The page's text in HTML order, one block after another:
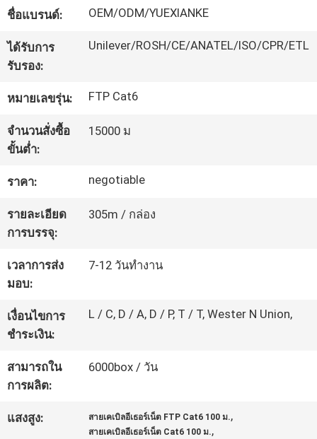
เกี่ยว
กับ
เรา
ทัวร์
ควบคุม
คุณภาพ
ติดต่อ
เรา
ข่าว
ชื่อแบรนด์: OEM/ODM/YUEXIANKE
ได้รับการ
รับรอง:
Unilever/ROSH/CE/ANATEL/ISO/CPR/ETL
หมายเลขรุ่น: FTP Cat6
จำนวนสั่งซื้อ
ขั้นต่ำ:
15000 ม
ราคา: negotiable
รายละเอียด
การบรรจุ:
305m / กล่อง
เวลาการส่ง
มอบ:
7-12 วันทำงาน
เงื่อนไขการ
ชำระเงิน:
L / C, D / A, D / P, T / T, Wester N Union,
สามารถใน
การผลิต:
6000box / วัน
แสงสูง: สายเคเบิลอีเธอร์เน็ต FTP Cat6 100 ม.,
สายเคเบิลอีเธอร์เน็ต Cat6 100 ม.,